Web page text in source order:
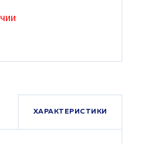
ХАРАКТЕРИСТИКИ